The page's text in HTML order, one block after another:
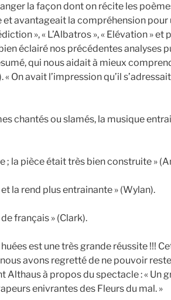
la façon dont on récite les
et avantageait la compréhension pour
», « L’Albatros », « Elévation » et
éclairé nos précédentes analyses
qui nous aidait à mieux
On avait l’impression qu’il
chantés ou slamés, la musique
; la pièce était très bien construite »
la rend plus entrainante » (Wylan).
français » (Clark).
est une très grande réussite !!!
avons regretté de ne pouvoir
Althaus à propos du spectacle : « Un
enivrantes des Fleurs du mal. »